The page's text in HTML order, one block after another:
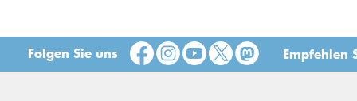
Folgen Sie uns Empfehlen